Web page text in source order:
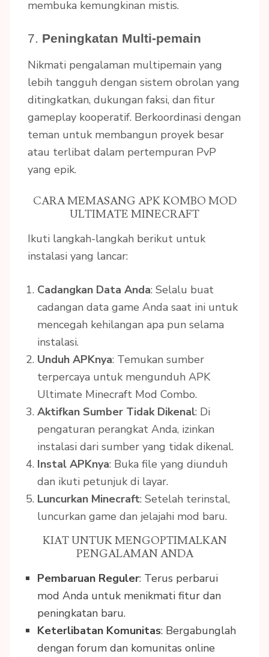
membuka kemungkinan mistis.
7. Peningkatan Multi-pemain
Nikmati pengalaman multipemain yang
lebih tangguh dengan sistem obrolan yang
ditingkatkan, dukungan faksi, dan fitur
gameplay kooperatif. Berkoordinasi dengan
teman untuk membangun proyek besar
atau terlibat dalam pertempuran PvP
yang epik.
CARA MEMASANG APK KOMBO MOD
ULTIMATE MINECRAFT
Ikuti langkah-langkah berikut untuk
instalasi yang lancar:
Cadangkan Data Anda: Selalu buat
cadangan data game Anda saat ini untuk
mencegah kehilangan apa pun selama
instalasi.
Unduh APKnya: Temukan sumber
terpercaya untuk mengunduh APK
Ultimate Minecraft Mod Combo.
Aktifkan Sumber Tidak Dikenal: Di
pengaturan perangkat Anda, izinkan
instalasi dari sumber yang tidak dikenal.
Instal APKnya: Buka file yang diunduh
dan ikuti petunjuk di layar.
Luncurkan Minecraft: Setelah terinstal,
luncurkan game dan jelajahi mod baru.
KIAT UNTUK MENGOPTIMALKAN
PENGALAMAN ANDA
Pembaruan Reguler: Terus perbarui
mod Anda untuk menikmati fitur dan
peningkatan baru.
Keterlibatan Komunitas: Bergabunglah
dengan forum dan komunitas online